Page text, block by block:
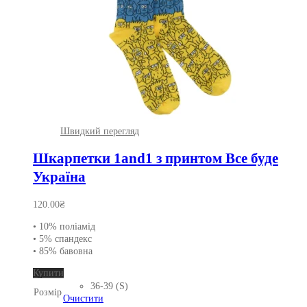
Швидкий перегляд
Шкарпетки 1and1 з принтом Все буде
Україна
120.00₴
• 10% поліамід
• 5% спандекс
• 85% бавовна
Купити
товар
має
Розмір
36-39 (S)
Очистити